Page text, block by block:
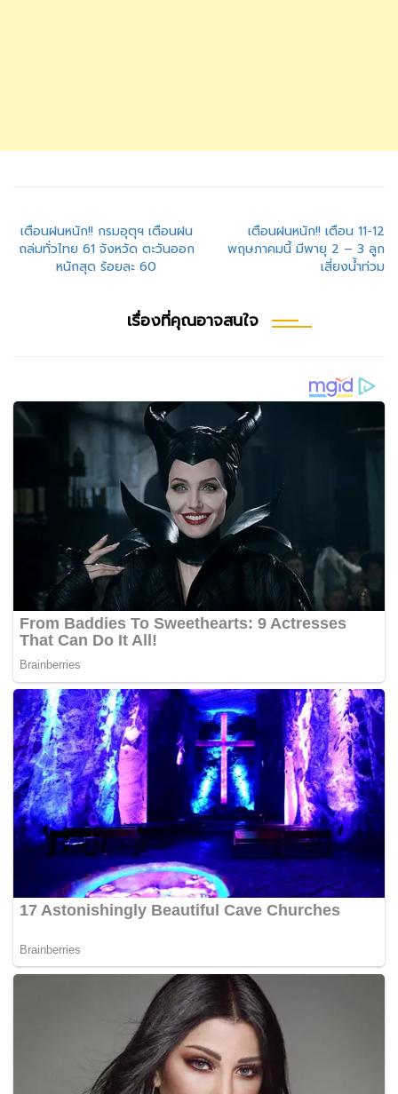
แนะแนว
เรื่อง
เตือนฝนหนัก!! กรมอุตุฯ เตือนฝน
ถล่มทั่วไทย 61 จังหวัด ตะวันออก
หนักสุด ร้อยละ 60
เตือนฝนหนัก!! เตือน 11-12
พฤษภาคมนี้ มีพายุ 2 – 3 ลูก
เสี่ยงน้ำท่วม
เรื่องที่คุณอาจสนใจ